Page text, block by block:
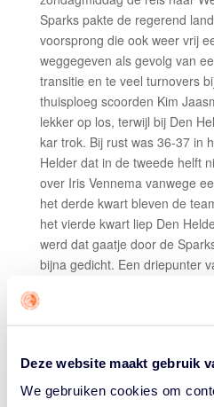
Deze website maakt gebruik
We gebruiken cookies om
Sparks pakte de regerend
voorsprong die ook weer vrij
weggegeven als gevolg van
transitie en te veel turnovers
thuisploeg scoorden Kim
lekker op los, terwijl bij Den
kar trok. Bij rust was 36-37 in
Helder dat in de tweede helft
over Iris Vennema vanwege
het derde kwart bleven de
het vierde kwart liep Den
werd dat gaatje door de
bijna gedicht. Een driepunter
rake vrije worpen op rij van
Leonie Plagmeijer beslisten
van de Suns.
Topscorers Den Helder:Kiki
22 punten (7/13), 3 op 6